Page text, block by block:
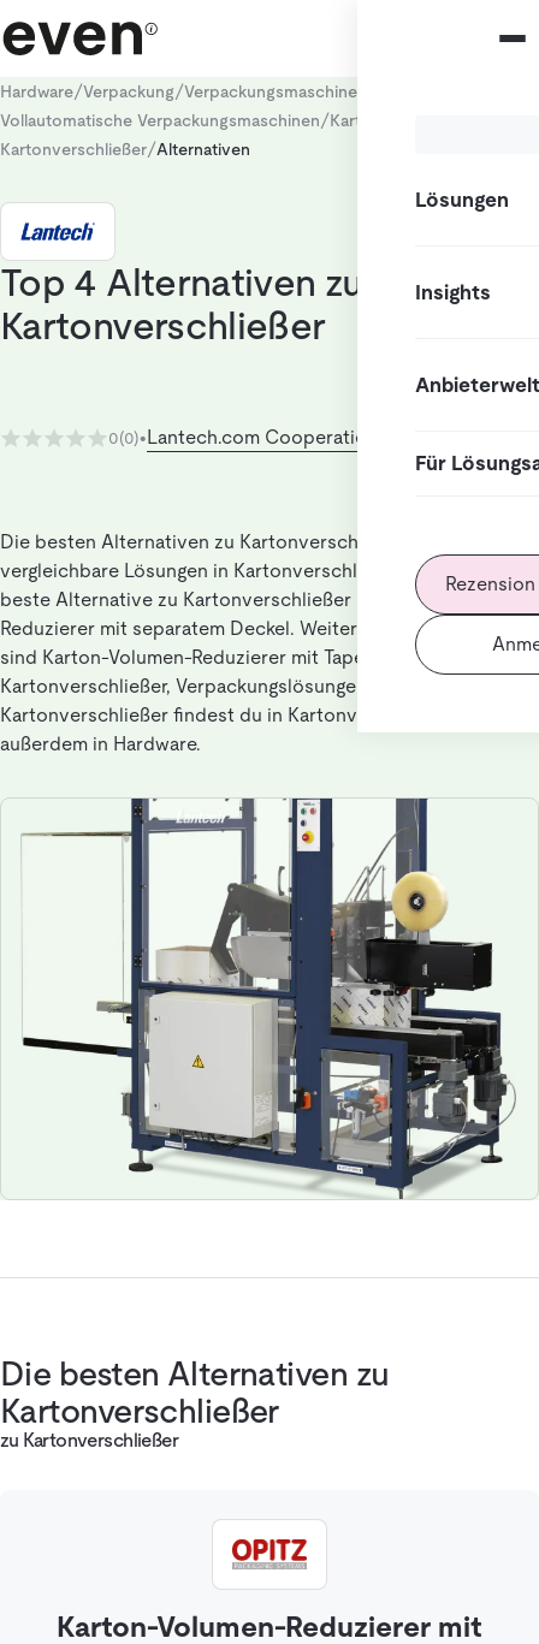
Lösungen
Insights
Anbieterwelt
Für
Hardware/Verpackung/Verpackungsmaschinen
Vollautomatische Verpackungsmaschinen/Kartonverschließer
Kartonverschließer/Alternativen
Top 4 Alternativen zu
Kartonverschließer
0(0)•Lantech.com Cooperatie U.A.
Die besten Alternativen zu Kartonverschließer für Nutzer, die
vergleichbare Lösungen in Kartonverschließer suchen. Die
beste Alternative zu Kartonverschließer ist Karton-Volumen-
Reduzierer mit separatem Deckel. Weitere ähnliche Lösungen
sind Karton-Volumen-Reduzierer mit Tape-Verschluss,
Kartonverschließer, Verpackungslösungen. Alternativen zu
Kartonverschließer findest du in Kartonverschließer,
außerdem in Hardware.
Die besten Alternativen zu
Kartonverschließer
zu Kartonverschließer
Karton-Volumen-Reduzierer mit